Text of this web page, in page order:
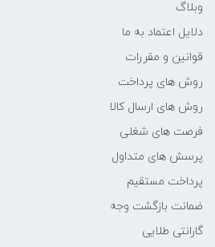
وبلاگ
دلایل اعتماد به ما
قوانین و مقررات
روش های پرداخت
روش های ارسال کالا
فرصت های شغلی
پرسش های متداول
پرداخت مستقیم
ضمانت بازگشت وجه
گارانتی طلایی